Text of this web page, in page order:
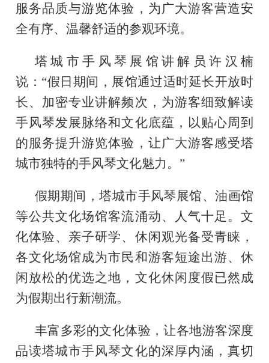
服务品质与游览体验，为广大游客营造安
全有序、温馨舒适的参观环境。
塔城市手风琴展馆讲解员许汉楠
说：“假日期间，展馆通过适时延长开放时
长、加密专业讲解频次，为游客细致解读
手风琴发展脉络和文化底蕴，以贴心周到
的服务提升游览体验，让广大游客感受塔
城市独特的手风琴文化魅力。”
假期期间，塔城市手风琴展馆、油画馆
等公共文化场馆客流涌动、人气十足。文
化体验、亲子研学、休闲观光备受青睐，
各文化场馆成为市民和游客短途出游、休
闲放松的优选之地，文化休闲度假已然成
为假期出行新潮流。
丰富多彩的文化体验，让各地游客深度
品读塔城市手风琴文化的深厚内涵，真切